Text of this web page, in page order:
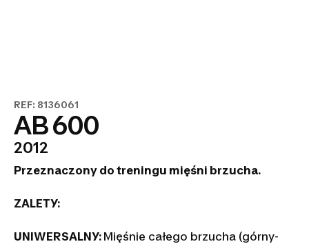
REF: 8136061
AB 600
2012
Przeznaczony do treningu mięśni brzucha.
ZALETY:
UNIWERSALNY: Mięśnie całego brzucha (górny-